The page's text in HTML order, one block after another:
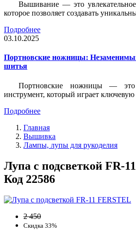
Вышивание — это увлекательное
которое позволяет создавать
Подробнее
03.10.2025
Портновские ножницы:
шитья
Портновские ножницы — это
инструмент, который играет
Подробнее
Главная
Вышивка
Лампы, лупы для рукоделия
Лупа с подсветкой FR-
Код 22586
2 450
Скидка 33%